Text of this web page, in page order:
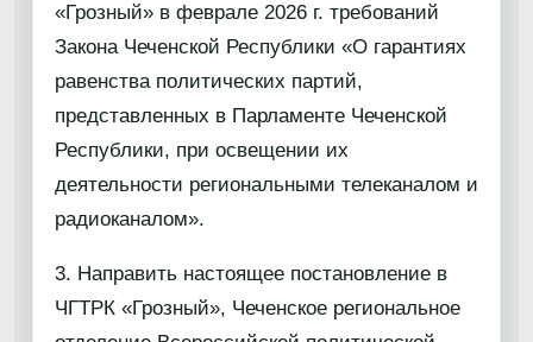
«Грозный» в феврале 2026 г. требований
Закона Чеченской Республики «О гарантиях
равенства политических партий,
представленных в Парламенте Чеченской
Республики, при освещении их
деятельности региональными телеканалом и
радиоканалом».
3. Направить настоящее постановление в
ЧГТРК «Грозный», Чеченское региональное